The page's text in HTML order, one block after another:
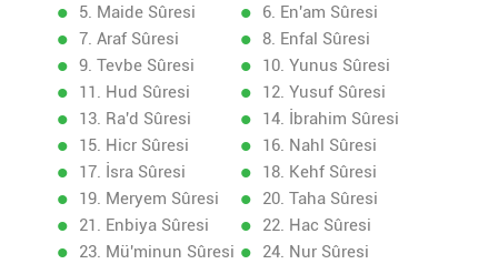
5. Maide Sûresi
6. En'am Sûresi
7. Araf Sûresi
8. Enfal Sûresi
9. Tevbe Sûresi
10. Yunus Sûresi
11. Hud Sûresi
12. Yusuf Sûresi
13. Ra'd Sûresi
14. İbrahim Sûresi
15. Hicr Sûresi
16. Nahl Sûresi
17. İsra Sûresi
18. Kehf Sûresi
19. Meryem Sûresi
20. Taha Sûresi
21. Enbiya Sûresi
22. Hac Sûresi
23. Mü'minun Sûresi
24. Nur Sûresi